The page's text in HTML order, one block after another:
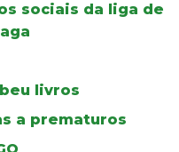
sociais da liga de
livros
a prematuros